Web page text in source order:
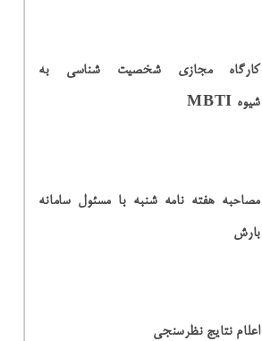
کارگاه مجازی شخصیت شناسی به
شیوه MBTI
مصاحبه هفته نامه شنبه با مسئول سامانه
بارش
اعلام نتایج نظرسنجی